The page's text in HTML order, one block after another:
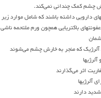
چشم کمک چندانی نمی‌کند.
دارویی داشته باشند که شامل موارد
باکتریایی همچون ورم ملتحمه
آلرژیک که منجر به خارش چشم می‌شوند
اثر می‌گذارند
آلرژیها
دارند